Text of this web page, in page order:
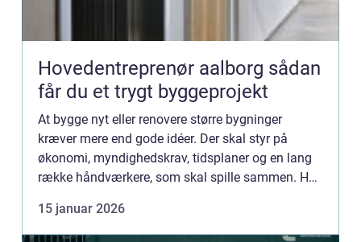
Hovedentreprenør aalborg sådan
får du et trygt byggeprojekt
At bygge nyt eller renovere større bygninger
kræver mere end gode idéer. Der skal styr på
økonomi, myndighedskrav, tidsplaner og en lang
række håndværkere, som skal spille sammen. Her
hovedentreprenør i Aalborg...
15 januar 2026